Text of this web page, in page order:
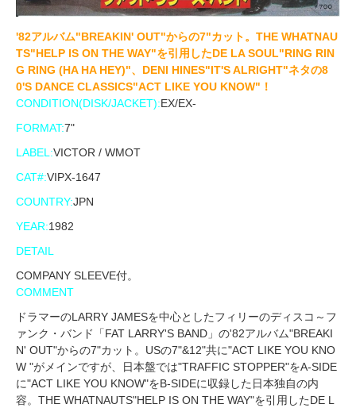
'82アルバム"BREAKIN' OUT"からの7"カット。THE WHATNAU
TS"HELP IS ON THE WAY"を引用したDE LA SOUL"RING RIN
G RING (HA HA HEY)"、DENI HINES"IT'S ALRIGHT"ネタの8
0'S DANCE CLASSICS"ACT LIKE YOU KNOW"！
CONDITION(DISK/JACKET):EX/EX-
FORMAT:7"
LABEL:VICTOR / WMOT
CAT#:VIPX-1647
COUNTRY:JPN
YEAR:1982
DETAIL
COMPANY SLEEVE付。
COMMENT
ドラマーのLARRY JAMESを中心としたフィリーのディスコ～フ
ァンク・バンド「FAT LARRY'S BAND」の'82アルバム"BREAKI
N' OUT"からの7"カット。USの7"&12"共に"ACT LIKE YOU KNO
W "がメインですが、日本盤では"TRAFFIC STOPPER"をA-SIDE
に"ACT LIKE YOU KNOW"をB-SIDEに収録した日本独自の内
容。THE WHATNAUTS"HELP IS ON THE WAY"を引用したDE L